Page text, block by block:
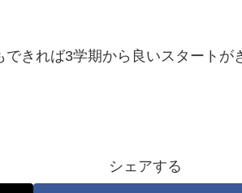
きれば3学期から良いスタートが
シェアする